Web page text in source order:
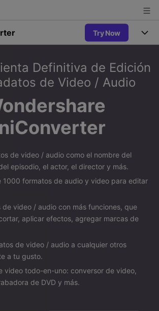
Try Now
de Video
para Windows
para Mac
de Video
Desktop
Convertir de Voz a Texto
Convertir con precisión de voz a
texto para audio y video.
Nuevo
Convertidor de Video
Disfruta de funciones de
Popular
Aficionados al Deporte
UniConverter
Nuevo
Los usuarios educativos disfrutan
de hasta un 60% de DTO.
Popular
Sociales
UniConverter? Aprenda la guía
que necesita para utilizar UniConverter.
para aprender a usar UniConverter.
los formatos, dispositivos y GPUs
Definitiva de Edición
de Video / Audio
de video / audio como el nombre del
episodio, el actor, el director y más.
1000 formatos de audio y video para editar
de video / audio con más funciones, que
aplicar efectos, agregar marcas de
de video / audio a cualquier otros
a tu gusto.
video todo-en-uno: conversor de video,
de DVD y más.